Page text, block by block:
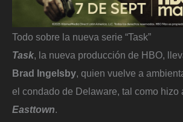
Todo sobre la nueva serie “Task”
Task, la nueva producción de HBO,
Brad Ingelsby, quien vuelve a
el condado de Delaware, tal como hizo
Easttown.